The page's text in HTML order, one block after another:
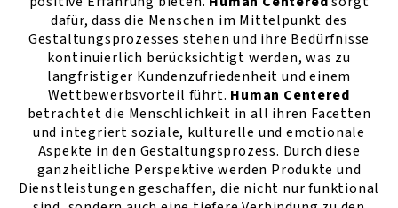
dafür, dass die Menschen im Mittelpunkt des
Gestaltungsprozesses stehen und ihre Bedürfnisse
kontinuierlich berücksichtigt werden, was zu
langfristiger Kundenzufriedenheit und einem
Wettbewerbsvorteil führt. Human Centered
betrachtet die Menschlichkeit in all ihren Facetten
und integriert soziale, kulturelle und emotionale
Aspekte in den Gestaltungsprozess. Durch diese
ganzheitliche Perspektive werden Produkte und
Dienstleistungen geschaffen, die nicht nur funktional